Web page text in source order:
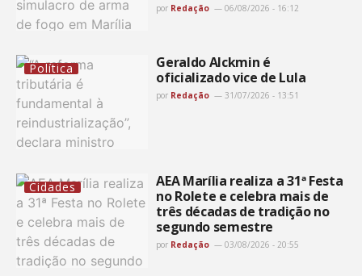
por Redação 06/08/2026 - 16:12
Política
Geraldo Alckmin é
oficializado vice de Lula
por Redação 31/07/2026 - 13:51
Cidades
AEA Marília realiza a 31ª Festa
no Rolete e celebra mais de
três décadas de tradição no
segundo semestre
por Redação 03/08/2026 - 20:55